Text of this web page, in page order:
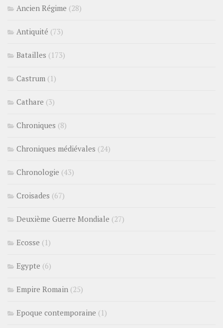
Ancien Régime (28)
Antiquité (73)
Batailles (173)
Castrum (1)
Cathare (3)
Chroniques (8)
Chroniques médiévales (24)
Chronologie (43)
Croisades (67)
Deuxième Guerre Mondiale (27)
Ecosse (1)
Egypte (6)
Empire Romain (25)
Epoque contemporaine (1)